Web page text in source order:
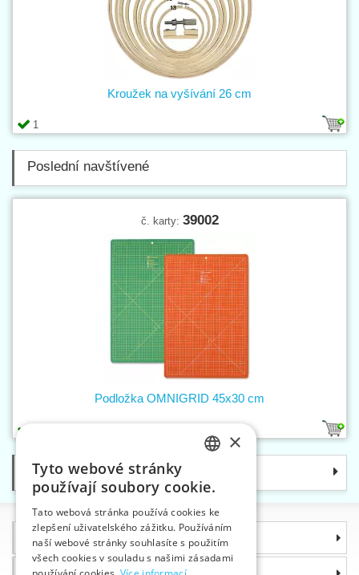
1
Kroužek na vyšívání 26 cm
Poslední navštívené
č. karty: 39002
Podložka OMNIGRID 45x30 cm
Kategorie
Informace
ENGLISH
GERMAN
×
Tyto webové stránky
používají soubory cookie.
Tato webová stránka používá cookies ke
zlepšení uživatelského zážitku. Používáním
naší webové stránky souhlasíte s použitím
všech cookies v souladu s našimi zásadami